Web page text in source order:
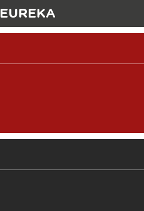
EUREKA